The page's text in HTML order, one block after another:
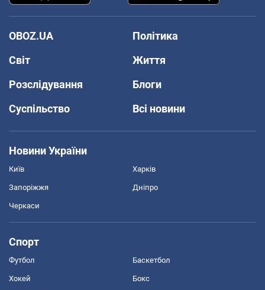
OBOZ.UA
Політика
Світ
Життя
Розслідування
Блоги
Суспільство
Всі новини
Новини України
Київ Харків
Запоріжжя Дніпро
Черкаси
Спорт
Футбол Баскетбол
Хокей Бокс